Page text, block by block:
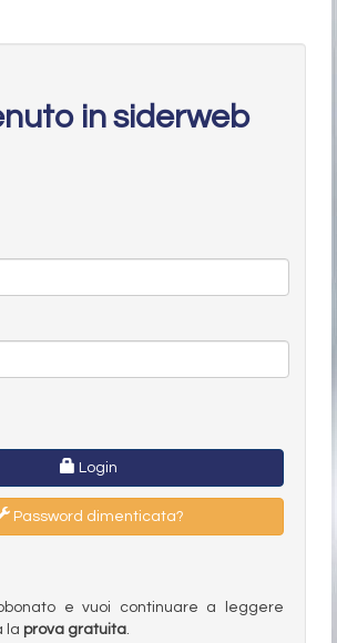
in siderweb
Login
Password dimenticata?
e vuoi continuare a leggere
la prova gratuita.